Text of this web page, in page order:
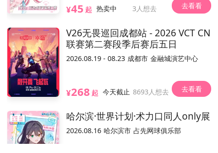
钱琛 咸鱼干 狗伍伍 菌哥Jun 长泽同学
开启只属于你的异世界
活动介绍
务销售平台，活动内容和合规手续由主办方负责。 温馨提示：本平
已结束
¥45 起 热卖中 3人想去 去看看
V26无畏巡回成都站 - 2026 VCT CN
联赛第二赛段季后赛后五日
2026.08.19 - 08.23 成都市 金融城演艺中心
¥268 起 今天截止 8693人想去 去看看
哈尔滨·世界计划·术力口同人only展
2026.08.16 哈尔滨市 占先网球俱乐部